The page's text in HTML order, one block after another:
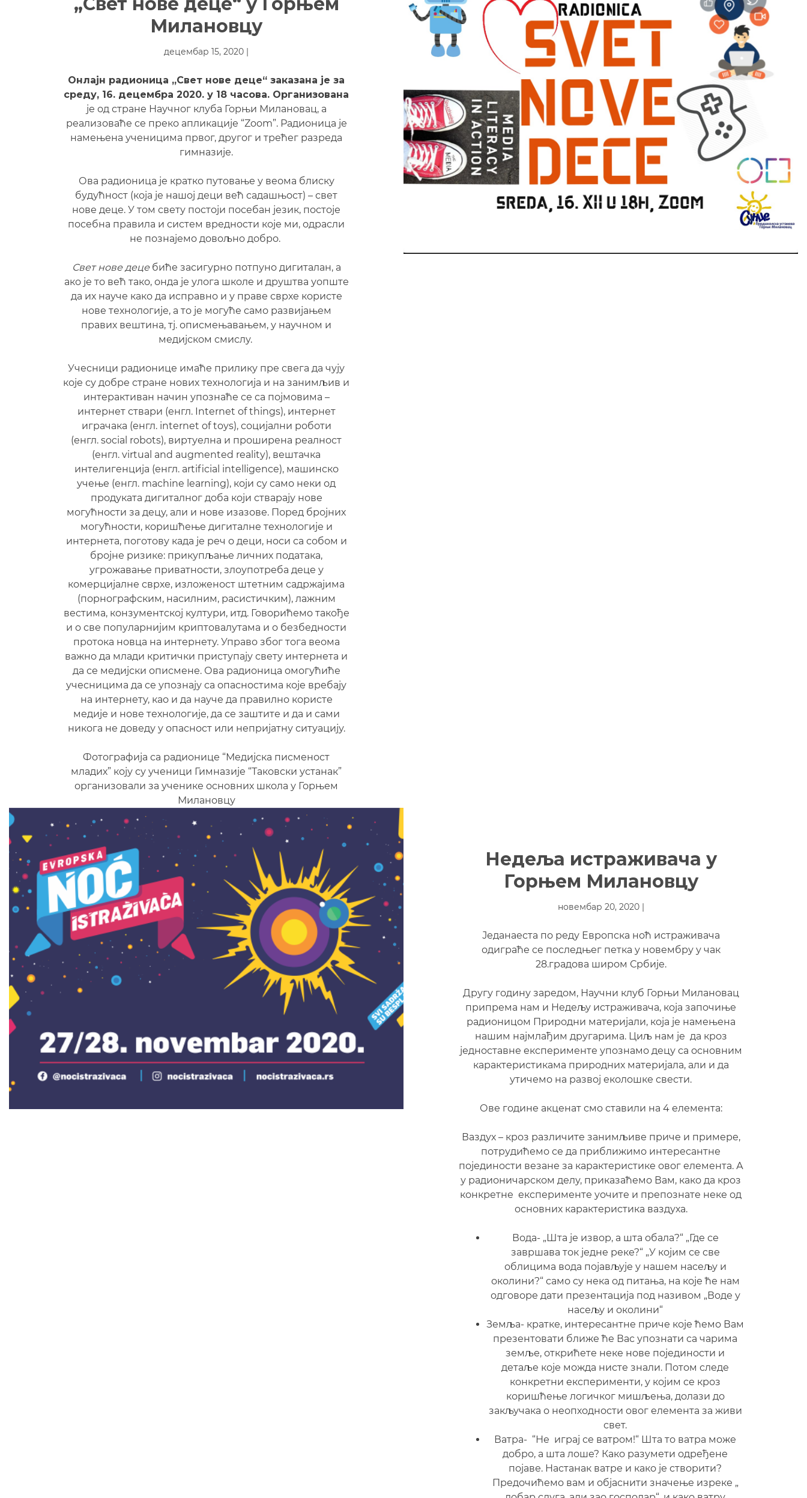
Милановцу
децембар 15, 2020 |
Онлајн радионица „Свет нове деце“ заказана је за
среду, 16. децембра 2020. у 18 часова. Организована
је од стране Научног клуба Горњи Милановац, а
реализоваће се преко апликације “Zoom”. Радионица је
намењена ученицима првог, другог и трећег разреда
гимназије.
Ова радионица је кратко путовање у веома блиску
будућност (која је нашој деци већ садашњост) – свет
нове деце. У том свету постоји посебан језик, постоје
посебна правила и систем вредности које ми, одрасли
не познајемо довољно добро.
Свет нове децебиће засигурно потпуно дигиталан, а
ако је то већ тако, онда је улога школе и друштва уопште
да их науче како да исправно и у праве сврхе користе
нове технологије, а то је могуће само развијањем
правих вештина, тј. описмењавањем, у научном и
медијском смислу.
Учесници радионице имаће прилику пре свега да чују
које су добре стране нових технологија и на занимљив и
интерактиван начин упознаће се са појмовима –
интернет ствари (енгл. Internet of things), интернет
играчака (енгл. internet of toys), социјални роботи
(енгл. social robots), виртуелна и проширена реалност
(енгл. virtual and augmented reality), вештачка
интелигенција (енгл. artificial intelligence), машинско
учење (енгл. machine learning), који су само неки од
продуката дигиталног доба који стварају нове
могућности за децу, али и нове изазове. Поред бројних
могућности, коришћење дигиталне технологије и
интернета, поготову када је реч о деци, носи са собом и
бројне ризике: прикупљање личних података,
угрожавање приватности, злоупотреба деце у
комерцијалне сврхе, изложеност штетним садржајима
(порнографским, насилним, расистичким), лажним
вестима, конзументској култури, итд. Говорићемо такође
и о све популарнијим криптовалутама и о безбедности
протока новца на интернету. Управо због тога веома
важно да млади критички приступају свету интернета и
да се медијски описмене. Ова радионица омогућиће
учесницима да се упознају са опасностима које вребају
на интернету, као и да науче да правилно користе
медије и нове технологије, да се заштите и да и сами
никога не доведу у опасност или непријатну ситуацију.
Фотографија са радионице “Медијска писменост
младих” коју су ученици Гимназије “Таковски устанак”
организовали за ученике основних школа у Горњем
Милановцу
Недеља истраживача у
Горњем Милановцу
новембар 20, 2020 |
Једанаеста по реду Европска ноћ истраживача
одиграће се последњег петка у новембру у чак
28.градова широм Србије.
Другу годину заредом, Научни клуб Горњи Милановац
припрема нам и Недељу истраживача, која започиње
радионицом Природни материјали, која је намењена
нашим најмлађим другарима. Циљ нам је да кроз
једноставне експерименте упознамо децу са основним
карактеристикама природних материјала, али и да
утичемо на развој еколошке свести.
Ове године акценат смо ставили на 4 елемента:
Ваздух – кроз различите занимљиве приче и примере,
потрудићемо се да приближимо интересантне
појединости везане за карактеристике овог елемента. А
у радионичарском делу, приказаћемо Вам, како да кроз
конкретне експерименте уочите и препознате неке од
основних карактеристика ваздуха.
Вода- „Шта је извор, а шта обала?“ „Где се
завршава ток једне реке?“ „У којим се све
облицима вода појављује у нашем насељу и
околини?“ само су нека од питања, на које ће нам
одговоре дати презентација под називом „Воде у
насељу и околини“
Земља- кратке, интересантне приче које ћемо Вам
презентовати ближе ће Вас упознати са чарима
земље, открићете неке нове појединости и
детаље које можда нисте знали. Потом следе
конкретни експерименти, у којим се кроз
коришћење логичког мишљења, долази до
закључака о неопходности овог елемента за живи
свет.
Ватра- “Не играј се ватром!“ Шта то ватра може
добро, а шта лоше? Како разумети одређене
појаве. Настанак ватре и како је створити?
Предочићемо вам и објаснити значење изреке „